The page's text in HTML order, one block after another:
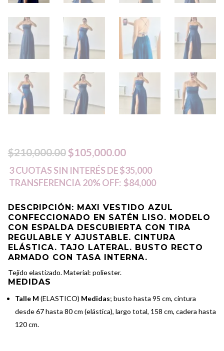
$210,000.00 El
precio
original
era:
$210,000.00.
$105,000.00El
precio
actual
es:
$105,000.00.
3 CUOTAS SIN INTERÉS DE$35,000
TRANSFERENCIA 20% OFF: $84,000
DESCRIPCIÓN : MAXI VESTIDO AZUL
CONFECCIONADO EN SATÉN LISO. MODELO
CON ESPALDA DESCUBIERTA CON TIRA
REGULABLE Y AJUSTABLE. CINTURA
ELÁSTICA. TAJO LATERAL. BUSTO RECTO
ARMADO CON TASA INTERNA.
Tejido elastizado. Material: poliester.
MEDIDAS
Talle M (ELASTICO) Medidas; busto hasta 95 cm, cintura
desde 67 hasta 80 cm (elástica), largo total, 158 cm, cadera hasta
120 cm.